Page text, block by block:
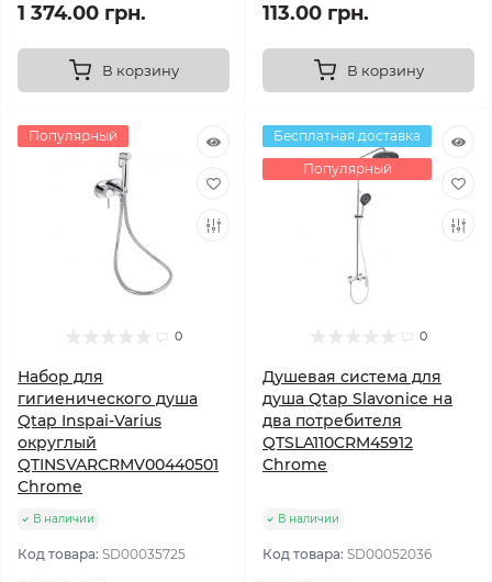
1 374.00 грн.
В корзину
113.00 грн.
В корзину
Популярный
0
Набор для
гигиенического душа
Qtap Inspai-Varius
округлый
QTINSVARCRMV00440501
Chrome
В наличии
Код товара: SD00035725
Бесплатная доставка
Популярный
0
Душевая система для
душа Qtap Slavonice на
два потребителя
QTSLA110CRM45912
Chrome
В наличии
Код товара: SD00052036